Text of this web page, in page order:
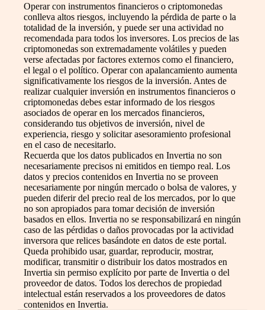
Operar con instrumentos financieros o criptomonedas
conlleva altos riesgos, incluyendo la pérdida de parte o la
totalidad de la inversión, y puede ser una actividad no
recomendada para todos los inversores. Los precios de las
criptomonedas son extremadamente volátiles y pueden
verse afectadas por factores externos como el financiero,
el legal o el político. Operar con apalancamiento aumenta
significativamente los riesgos de la inversión. Antes de
realizar cualquier inversión en instrumentos financieros o
criptomonedas debes estar informado de los riesgos
asociados de operar en los mercados financieros,
considerando tus objetivos de inversión, nivel de
experiencia, riesgo y solicitar asesoramiento profesional
en el caso de necesitarlo.
Recuerda que los datos publicados en Invertia no son
necesariamente precisos ni emitidos en tiempo real. Los
datos y precios contenidos en Invertia no se proveen
necesariamente por ningún mercado o bolsa de valores, y
pueden diferir del precio real de los mercados, por lo que
no son apropiados para tomar decisión de inversión
basados en ellos. Invertia no se responsabilizará en ningún
caso de las pérdidas o daños provocadas por la actividad
inversora que relices basándote en datos de este portal.
Queda prohibido usar, guardar, reproducir, mostrar,
modificar, transmitir o distribuir los datos mostrados en
Invertia sin permiso explícito por parte de Invertia o del
proveedor de datos. Todos los derechos de propiedad
intelectual están reservados a los proveedores de datos
contenidos en Invertia.